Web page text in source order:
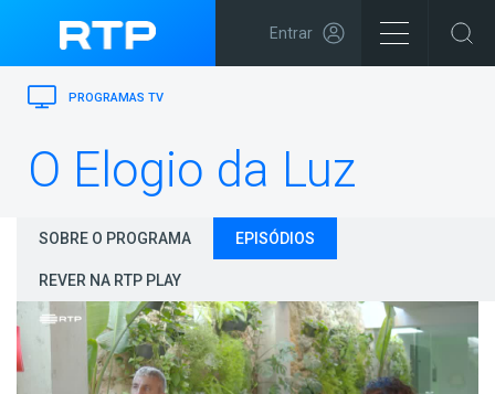
Entrar
PROGRAMAS TV
O Elogio da Luz
SOBRE O PROGRAMA EPISÓDIOS
REVER NA RTP PLAY